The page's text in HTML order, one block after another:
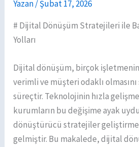
Yazan/Şubat 17, 2026
# Dijital Dönüşüm Stratejileri ile
Yolları
Dijital dönüşüm, birçok
verimli ve müşteri odaklı
süreçtir. Teknolojinin hızla
kurumların bu değişime ayak
dönüştürücü stratejiler
gelmiştir. Bu makalede, dijital